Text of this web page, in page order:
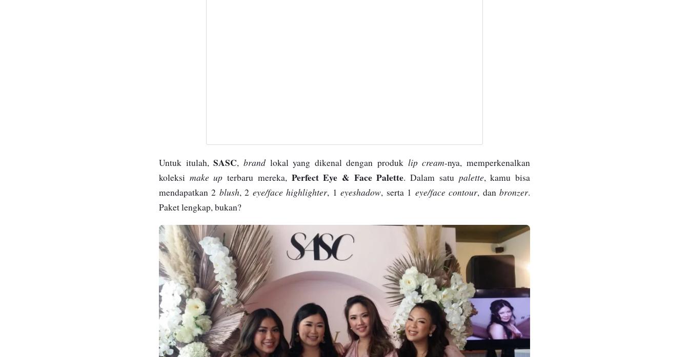
Untuk itulah,SASC, brandlokal yang dikenal dengan produk lip cream-nya, memperkenalkan
koleksi make up terbaru mereka, Perfect Eye & Face Palette. Dalam satu palette, kamu bisa
mendapatkan 2 blush, 2 eye/face highlighter, 1eyeshadow, serta 1 eye/face contour, danbronzer.
Paket lengkap, bukan?